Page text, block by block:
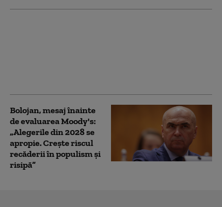
Bolojan, mesaj înainte
de evaluarea Moody's:
„Alegerile din 2028 se
apropie. Crește riscul
recăderii în populism și
risipă”